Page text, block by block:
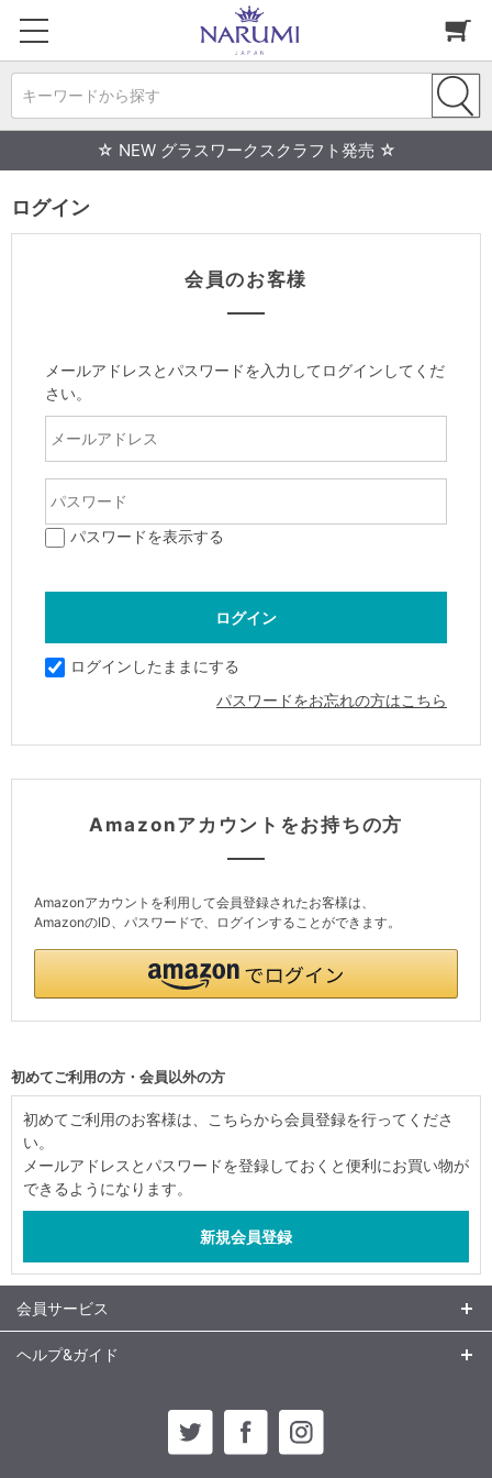
キーワードから探す
☆ NEW グラスワークスクラフト発売 ☆
ログイン
会員のお客様
メールアドレスとパスワードを入力してログインしてくだ
さい。
パスワードを表示する
ログインしたままにする
パスワードをお忘れの方はこちら
Amazonアカウントをお持ちの方
Amazonアカウントを利用して会員登録されたお客様は、
AmazonのID、パスワードで、ログインすることができます。
初めてご利用の方・会員以外の方
初めてご利用のお客様は、こちらから会員登録を行ってくださ
い。
メールアドレスとパスワードを登録しておくと便利にお買い物が
できるようになります。
会員サービス
ヘルプ&ガイド